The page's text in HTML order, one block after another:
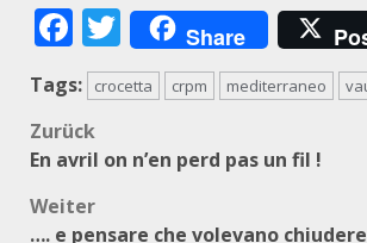
Facebook
Twitter
Share
Tags: crocetta crpm mediterraneo
Beitragsnavigation
Zurück
En avril on n’en perd pas un fil !
Weiter
…. e pensare che volevano